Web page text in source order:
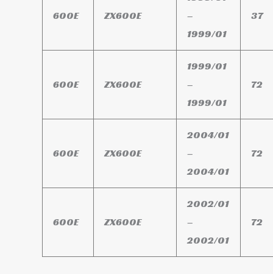
600E ZX600E
–
1999/01
37
600E ZX600E
1999/01
–
1999/01
72
600E ZX600E
2004/01
–
2004/01
72
600E ZX600E
2002/01
–
2002/01
72